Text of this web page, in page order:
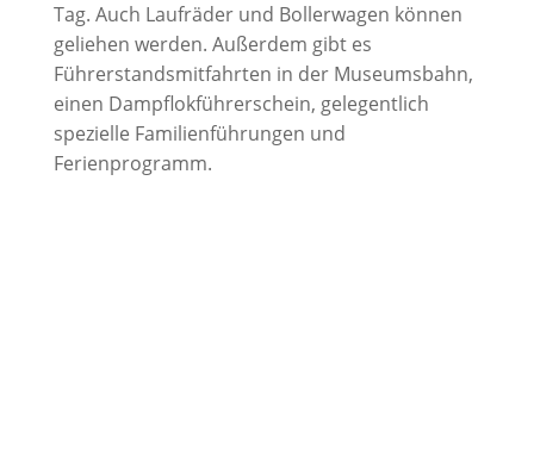
Tag. Auch Laufräder und Bollerwagen können
geliehen werden. Außerdem gibt es
Führerstandsmitfahrten in der Museumsbahn,
einen Dampflokführerschein, gelegentlich
spezielle Familienführungen und
Ferienprogramm.